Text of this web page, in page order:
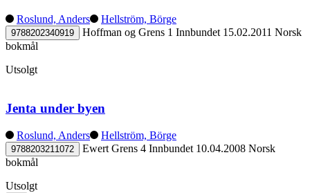
Roslund, Anders Hellström, Börge
9788202340919 Hoffman og Grens 1 Innbundet 15.02.2011 Norsk
bokmål
Utsolgt
Jenta under byen
Roslund, Anders Hellström, Börge
9788203211072 Ewert Grens 4 Innbundet 10.04.2008 Norsk
bokmål
Utsolgt